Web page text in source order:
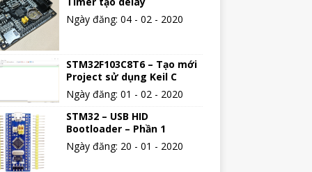
Ngày đăng: 04 - 02 - 2020
STM32F103C8T6 – Tạo mới
Project sử dụng Keil C
Ngày đăng: 01 - 02 - 2020
STM32 – USB HID
Bootloader – Phần 1
Ngày đăng: 20 - 01 - 2020